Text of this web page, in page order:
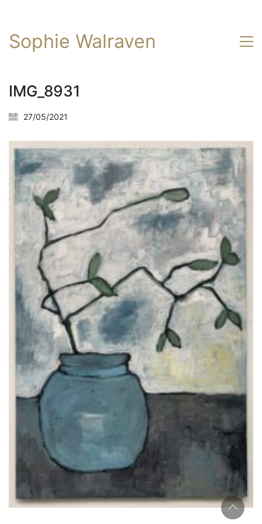
Sophie Walraven
IMG_8931
27/05/2021